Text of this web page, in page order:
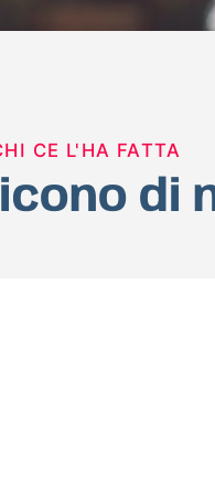
CE L'HA FATTA
di